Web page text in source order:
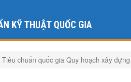
KỸ THUẬT QUỐC GIA
chuẩn quốc gia Quy hoạch xây